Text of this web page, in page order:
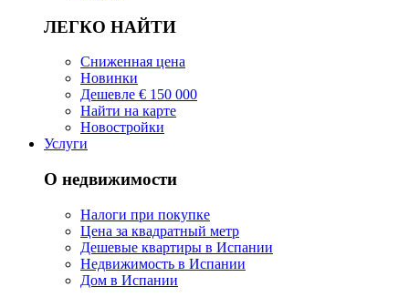
ЛЕГКО НАЙТИ
Сниженная цена
Новинки
Дешевле € 150 000
Найти на карте
Новостройки
Услуги
О недвижимости
Налоги при покупке
Цена за квадратный метр
Дешевые квартиры в Испании
Hедвижимость в Испании
Дом в Испании